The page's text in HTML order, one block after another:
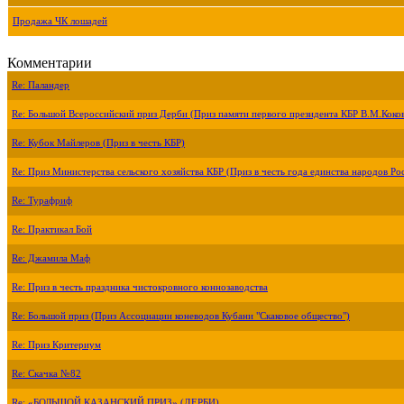
Продажа ЧК лошадей
Комментарии
Re: Паландер
Re: Большой Всероссийский приз Дерби (Приз памяти первого президента КБР
Re: Кубок Майлеров (Приз в честь КБР)
Re: Приз Министерства сельского хозяйства КБР (Приз в честь года единства народов
Re: Турафриф
Re: Практикал Бой
Re: Джамила Маф
Re: Приз в честь праздника чистокровного коннозаводства
Re: Большой приз (Приз Ассоциации коневодов Кубани "Скаковое общество")
Re: Приз Критериум
Re: Скачка №82